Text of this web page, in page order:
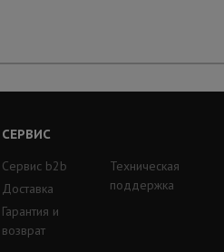
СЕРВИС
Сервис b2b
Доставка
Гарантия и
возврат
Техническая
поддержка